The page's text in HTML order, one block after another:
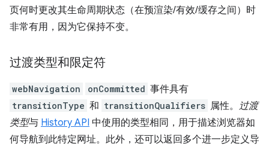
页何时更改其生命周期状态（在预渲染/有效/缓存之间）时
非常有用，因为它保持不变。
过渡类型和限定符
webNavigation onCommitted 事件具有
transitionType 和 transitionQualifiers 属性。 过渡
类型与 History API 中使用的类型相同，用于描述浏览器如
何导航到此特定网址。此外，还可以返回多个进一步定义导